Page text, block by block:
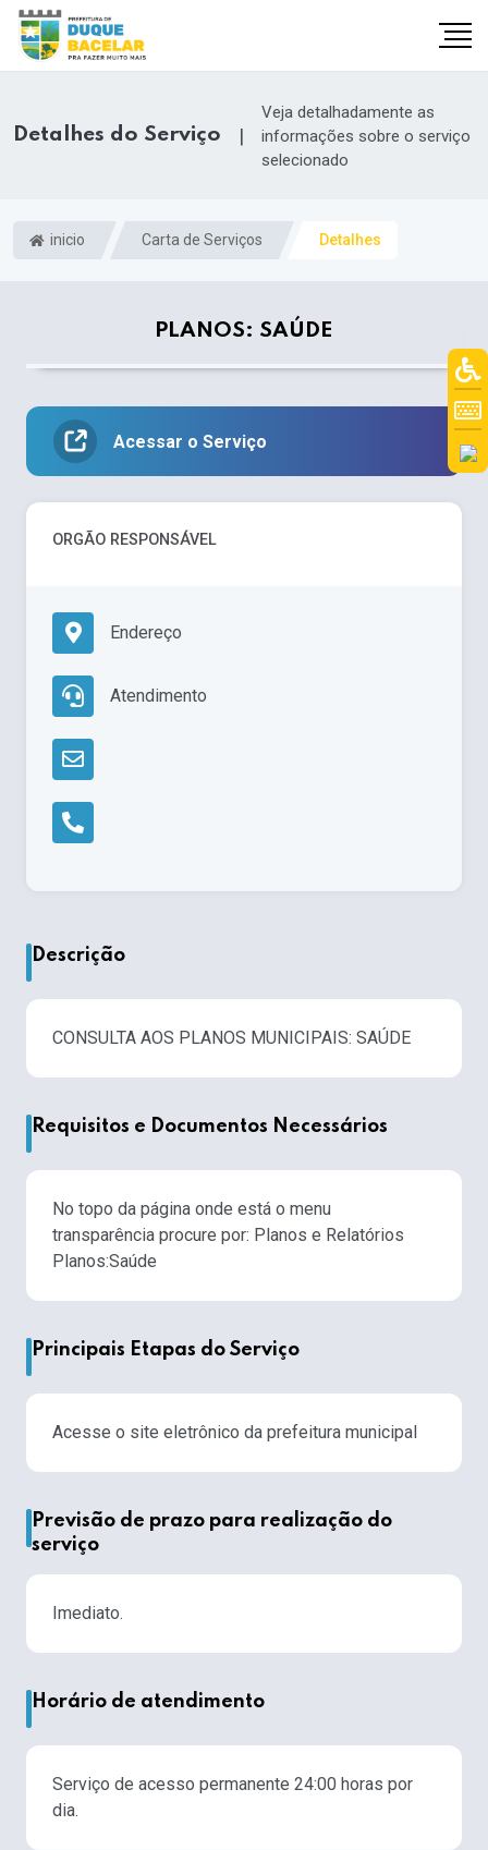
Detalhes do Serviço |
Veja detalhadamente as
informações sobre o serviço
selecionado
inicio Carta de Serviços Detalhes
PLANOS: SAÚDE
Acessar o Serviço
ORGÃO RESPONSÁVEL
Endereço
Atendimento
Descrição
CONSULTA AOS PLANOS MUNICIPAIS: SAÚDE
Requisitos e Documentos Necessários
No topo da página onde está o menu
transparência procure por: Planos e Relatórios
Planos:Saúde
Principais Etapas do Serviço
Acesse o site eletrônico da prefeitura municipal
Previsão de prazo para realização do
serviço
Imediato.
Horário de atendimento
Serviço de acesso permanente 24:00 horas por
dia.